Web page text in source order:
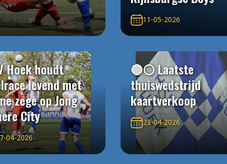
11-05-2026
Hoek houdt
levend met
zege op Jong
City
04-2026
🔵⚪️ Laatste
thuiswedstrijd
kaartverkoop
23-04-2026